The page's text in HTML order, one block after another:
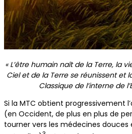
« L’être humain naît de la Terre, la
Ciel et de la Terre se réunissent et
Classique de l’interne de
Si la MTC obtient progressivement
(en Occident, de plus en plus de
tourner vers les médecines douces